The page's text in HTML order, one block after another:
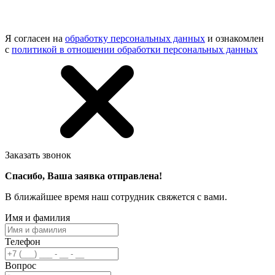
Я согласен на обработку персональных данных и ознакомлен
с политикой в отношении обработки персональных данных
Заказать звонок
Спасибо, Ваша заявка отправлена!
В ближайшее время наш сотрудник свяжется с вами.
Имя и фамилия
Телефон
Вопрос